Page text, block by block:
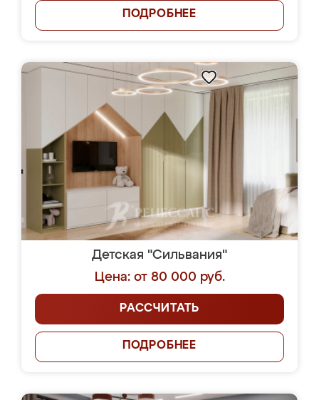
ПОДРОБНЕЕ
Детская "Сильвания"
Цена: от 80 000 руб.
РАССЧИТАТЬ
ПОДРОБНЕЕ